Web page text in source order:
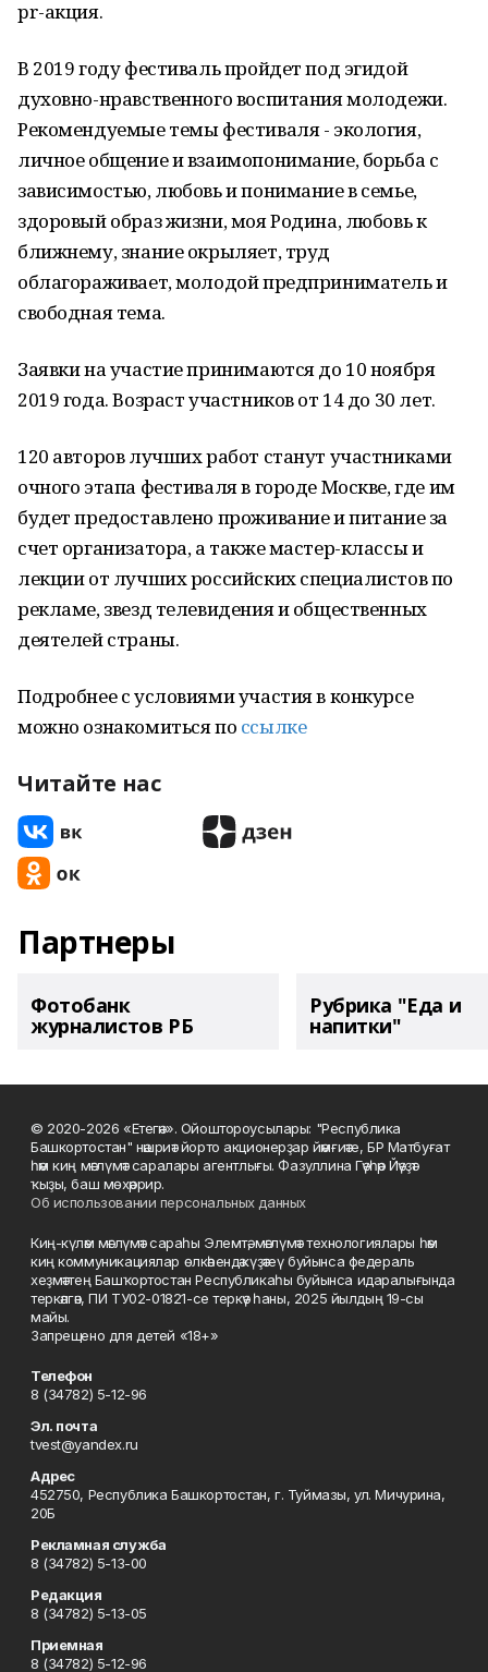
pr-акция.
В 2019 году фестиваль пройдет под эгидой
духовно-нравственного воспитания молодежи.
Рекомендуемые темы фестиваля - экология,
личное общение и взаимопонимание, борьба с
зависимостью, любовь и понимание в семье,
здоровый образ жизни, моя Родина, любовь к
ближнему, знание окрыляет, труд
облагораживает, молодой предприниматель и
свободная тема.
Заявки на участие принимаются до 10 ноября
2019 года. Возраст участников от 14 до 30 лет.
120 авторов лучших работ станут участниками
очного этапа фестиваля в городе Москве, где им
будет предоставлено проживание и питание за
счет организатора, а также мастер-классы и
лекции от лучших российских специалистов по
рекламе, звезд телевидения и общественных
деятелей страны.
Подробнее с условиями участия в конкурсе
можно ознакомиться по ссылке
Читайте нас
Партнеры
Фотобанк
журналистов РБ
Рубрика "Еда и
напитки"
© 2020-2026 «Етегән». Ойоштороусылары: "Республика
Башкортостан" нәшриәт йорто акционерҙар йәмғиәте, БР Матбуғат
һәм киң мәғлүмәт саралары агентлығы. Фазуллина Гәүһәр Йәүҙәт
ҡыҙы, баш мөхәррир.
Об использовании персональных данных
Киң-күләм мәғлүмәт сараһы Элемтә, мәғлүмәт технологиялары һәм
киң коммуникациялар өлкәһендә күҙәтеү буйынса федераль
хеҙмәттең Башҡортостан Республикаһы буйынса идаралығында
теркәлгән, ПИ ТУ02-01821-се теркәү һаны, 2025 йылдың 19-сы
майы.
Запрещено для детей «18+»
Телефон
8 (34782) 5-12-96
Эл. почта
tvest@yandex.ru
Адрес
452750, Республика Башкортостан, г. Туймазы, ул. Мичурина,
20Б
Рекламная служба
8 (34782) 5-13-00
Редакция
8 (34782) 5-13-05
Приемная
8 (34782) 5-12-96